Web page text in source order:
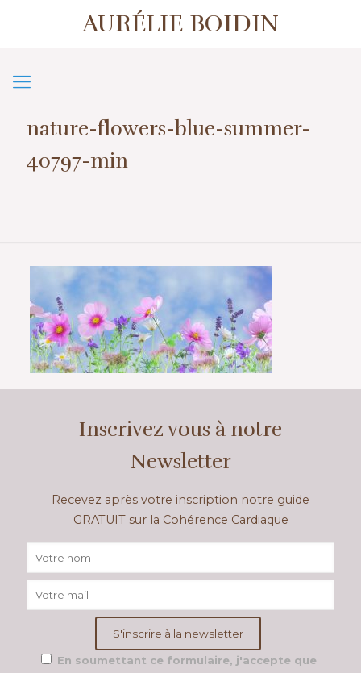
AURÉLIE BOIDIN
nature-flowers-blue-summer-
40797-min
Inscrivez vous à notre
Newsletter
Recevez après votre inscription notre guide
GRATUIT sur la Cohérence Cardiaque
En soumettant ce formulaire, j'accepte que
1er contact ou prise de rendez-vous